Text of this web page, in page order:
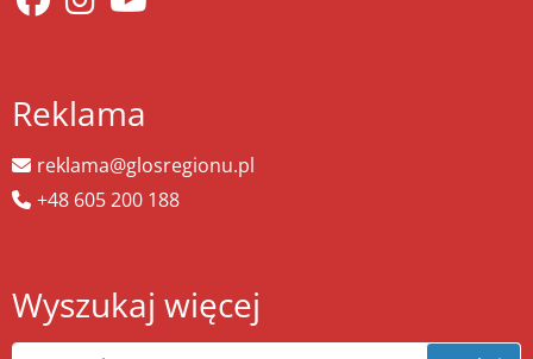
Reklama
reklama@glosregionu.pl
+48 605 200 188
Wyszukaj więcej